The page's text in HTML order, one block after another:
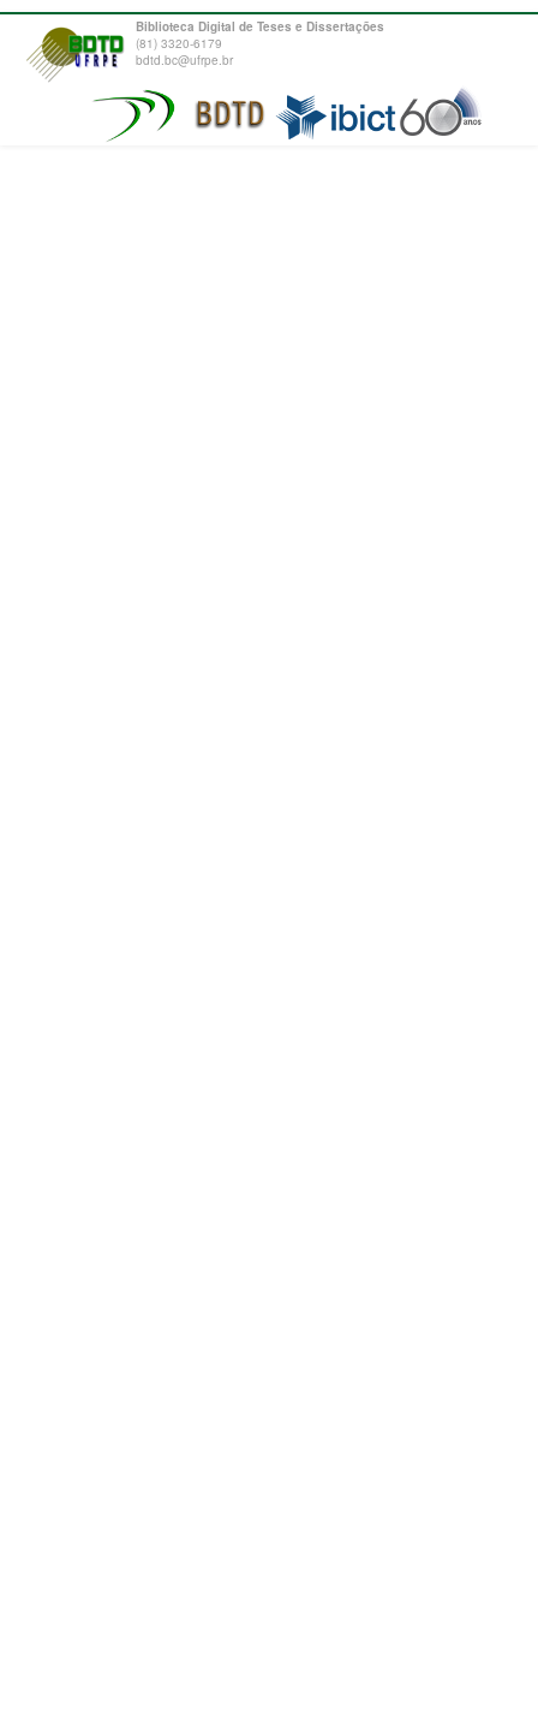
Biblioteca Digital de Teses e Dissertações
(81) 3320-6179
bdtd.bc@ufrpe.br